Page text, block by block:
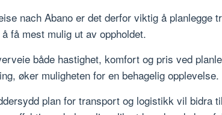
nach Abano er det derfor viktig å planlegge
få mest mulig ut av oppholdet.
både hastighet, komfort og pris ved
øker muligheten for en behagelig opplevelse.
plan for transport og logistikk vil bidra